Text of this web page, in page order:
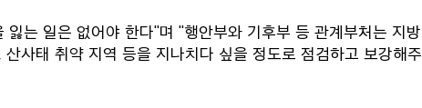
는 일은 없어야 한다"며 "행안부와 기후부 등 관계부처는 지방
사태 취약 지역 등을 지나치다 싶을 정도로 점검하고 보강해주